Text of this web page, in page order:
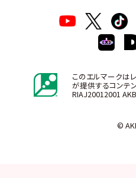
このエルマークは
が提供するコンテ
RIAJ20012001
©